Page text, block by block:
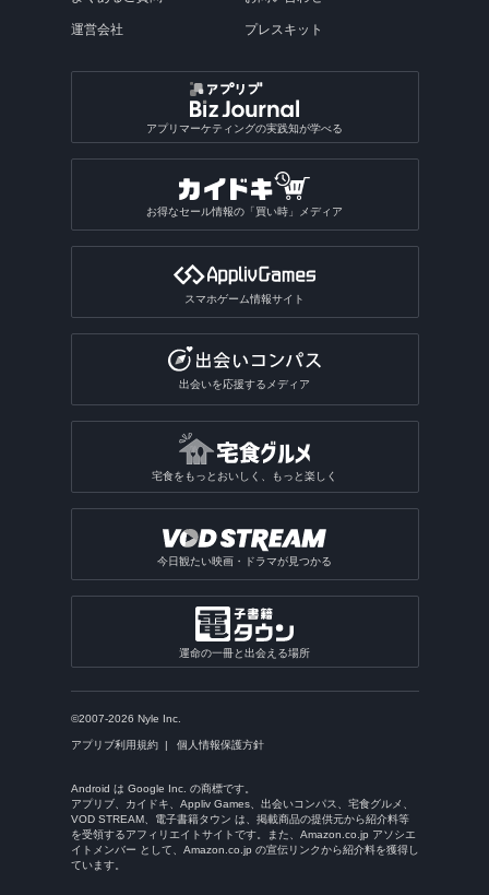
運営会社 プレスキット
アプリマーケティングの実践知が学べる
お得なセール情報の「買い時」メディア
スマホゲーム情報サイト
出会いを応援するメディア
宅食をもっとおいしく、もっと楽しく
今日観たい映画・ドラマが見つかる
運命の一冊と出会える場所
©2007-2026 Nyle Inc.
アプリブ利用規約 個人情報保護方針
Android は Google Inc. の商標です。
アプリブ、カイドキ、Appliv Games、出会いコンパス、宅食グルメ、
VOD STREAM、電子書籍タウン は、掲載商品の提供元から紹介料等
を受領するアフィリエイトサイトです。また、Amazon.co.jp アソシエ
イトメンバー として、Amazon.co.jp の宣伝リンクから紹介料を獲得し
ています。